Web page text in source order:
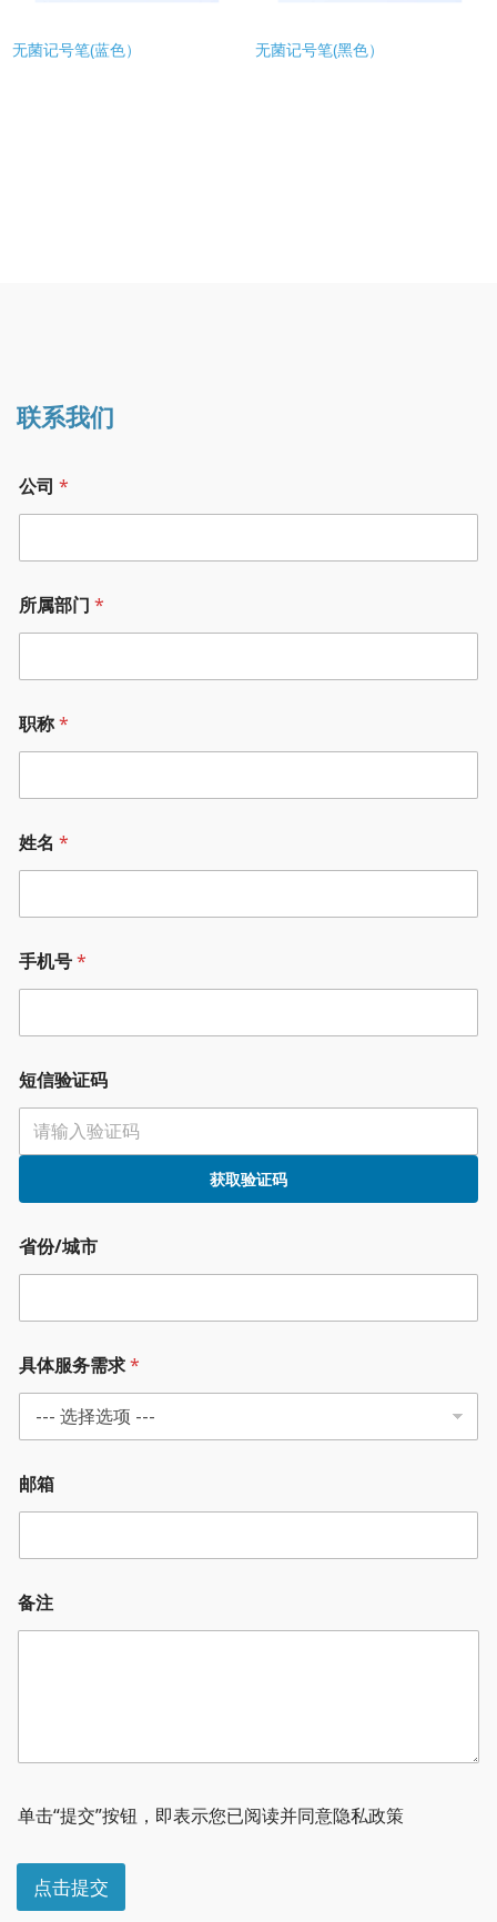
无菌记号笔(蓝色） 无菌记号笔(黑色）
联系我们
公司 *
所属部门 *
职称*
姓名 *
手机号*
短信验证码
获取验证码
省份/城市
具体服务需求*
邮箱
箱
*
备注
单击“提交”按钮，即表示您已阅读并同意隐私政策
点击提交